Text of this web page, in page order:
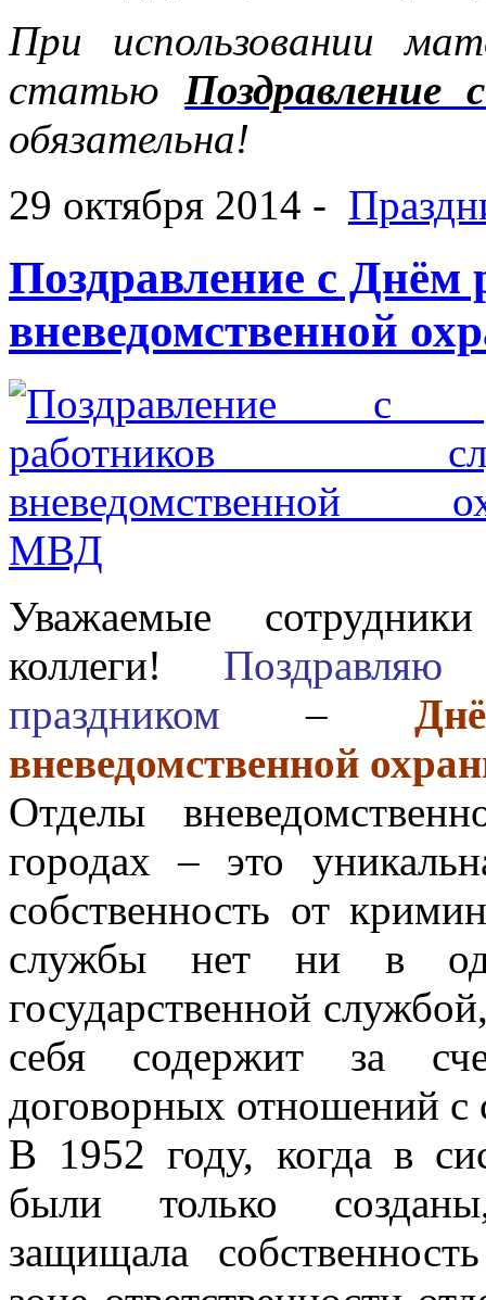
При использовании
статью
обязательна!
29 октября 2014 -
Поздравление с Днём
вневедомственной
Уважаемые
коллеги!
праздником –
вневедомственной
Отделы
городах – это
собственность от
службы нет ни в
государственной
себя содержит за
договорных отношений с
В 1952 году, когда в
были только
защищала